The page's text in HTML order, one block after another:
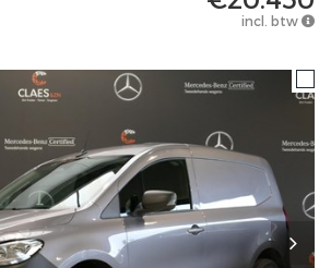
incl. btw